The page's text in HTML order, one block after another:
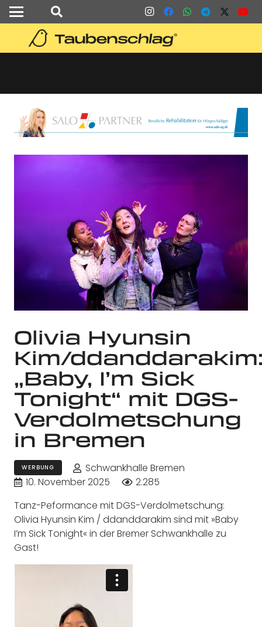
Olivia Hyunsin
Kim/
„Baby, I’m Sick
Tonight“ mit DGS-
Verdolmetschung
in Bremen
WERBUNG
Schwankhalle Bremen
10. November 2025
2.285
Tanz-Peformance mit DGS-Verdolmetschung:
Olivia Hyunsin Kim / ddanddarakim sind mit »Baby
I’m Sick Tonight« in der Bremer Schwankhalle zu
Gast!